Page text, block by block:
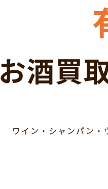
お酒買
ワイン・シャンパン